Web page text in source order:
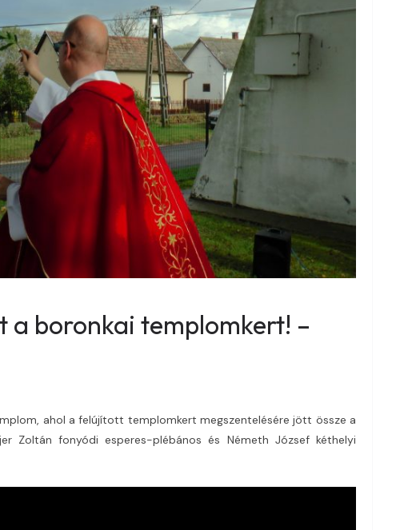
a boronkai templomkert! –
ahol a felújított templomkert megszentelésére jött össze a
Zoltán fonyódi esperes-plébános és Németh József kéthelyi